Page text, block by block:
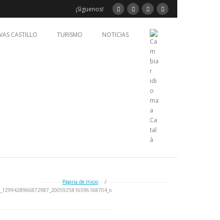
¡Síguenos!
CASTILLO TURISMO NOTICIAS
Página de Inicio
/